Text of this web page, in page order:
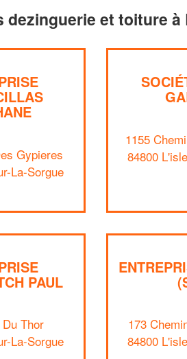
dezinguerie et toiture
Gypieres
La-Sorgue
1155
84800
PAUL
Thor
La-Sorgue
173
84800